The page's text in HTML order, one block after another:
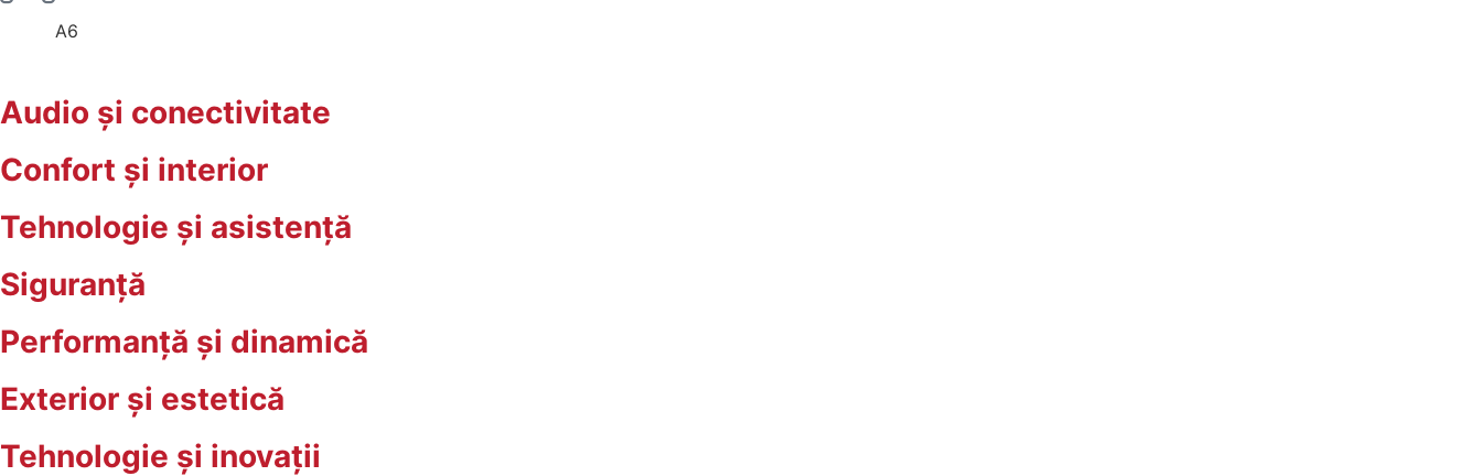
A6
Audio și conectivitate
Confort și interior
Tehnologie și asistență
Siguranță
Performanță și dinamică
Exterior și estetică
Tehnologie și inovații